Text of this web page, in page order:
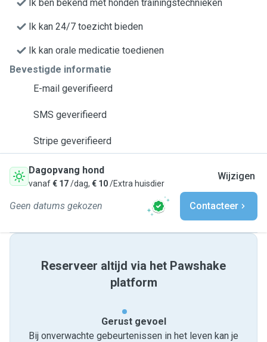
Ik ben bekend met honden trainingstechnieken
Ik kan 24/7 toezicht bieden
Ik kan orale medicatie toedienen
Bevestigde informatie
E-mail geverifieerd
SMS geverifieerd
Stripe geverifieerd
Dagopvang hond
vanaf€ 17/dag, € 10/Extra huisdier
Wijzigen
Geen datums gekozen Contacteer
Reserveer altijd via het Pawshake
platform
Gerust gevoel
Bij onverwachte gebeurtenissen in het leven kan je